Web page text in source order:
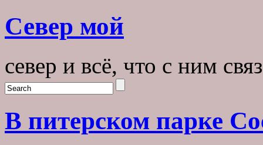
Север мой
север и всё, что с ним
В питерском парке